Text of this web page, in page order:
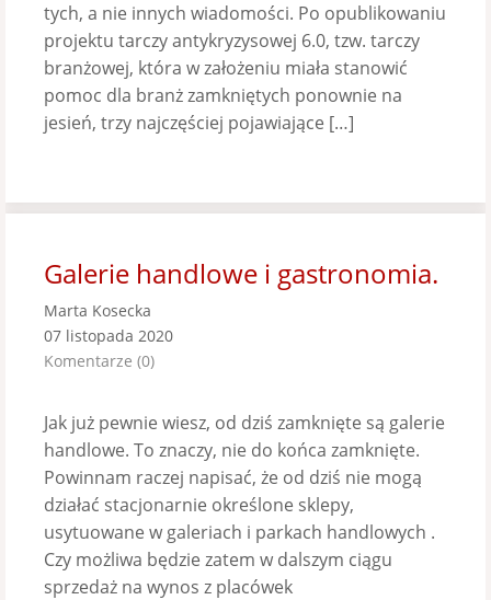
tych, a nie innych wiadomości. Po opublikowaniu
projektu tarczy antykryzysowej 6.0, tzw. tarczy
branżowej, która w założeniu miała stanowić
pomoc dla branż zamkniętych ponownie na
jesień, trzy najczęściej pojawiające […]
Galerie handlowe i gastronomia.
Marta Kosecka
07 listopada 2020
Komentarze (0)
Jak już pewnie wiesz, od dziś zamknięte są galerie
handlowe. To znaczy, nie do końca zamknięte.
Powinnam raczej napisać, że od dziś nie mogą
działać stacjonarnie określone sklepy,
usytuowane w galeriach i parkach handlowych .
Czy możliwa będzie zatem w dalszym ciągu
sprzedaż na wynos z placówek